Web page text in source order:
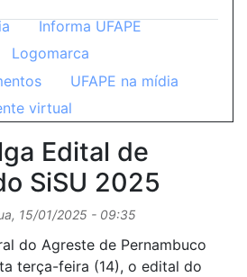
Edital de
SiSU 2025
15/01/2025 - 09:35
do Agreste de Pernambuco
terça-feira (14), o edital do
Informa UFAPE
Logomarca
UFAPE na mídia
virtual